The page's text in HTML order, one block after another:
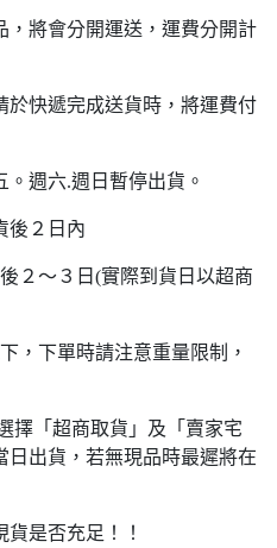
將會分開運送，運費分開計
快遞完成送貨時，將運費付
週六.週日暫停出貨。
出貨後２日內
日(實際到貨日以超商
，下單時請注意重量限制，
擇「超商取貨」及「賣家宅
日出貨，若無現品時最遲將在
貨是否充足！！